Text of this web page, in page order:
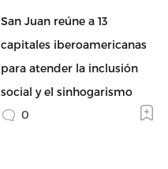
San Juan reúne a 13
capitales iberoamericanas
para atender la inclusión
social y el sinhogarismo
0